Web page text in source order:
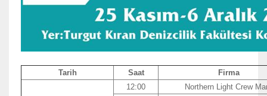
Tarih Saat Firma
12:00
Northern Light Crew